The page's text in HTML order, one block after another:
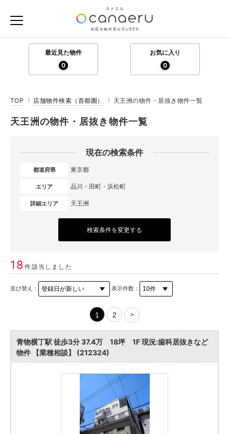
最近見た物件
0
お気に入り
0
TOP 店舗物件検索（首都圏） 天王洲の物件・居抜き物件一覧
天王洲の物件・居抜き物件一覧
現在の検索条件
都道府県 東京都
エリア 品川・田町・浜松町
詳細エリア 天王洲
検索条件を変更する
18件該当しました
並び替え： 表示件数：
1 2 >
青物横丁駅 徒歩3分 37.4万 18坪 1F 現況:歯科居抜きなど
物件 【業種相談】 (212324)